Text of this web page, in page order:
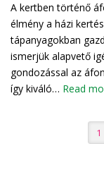
A kertben történő
élmény a házi
tápanyagokban
ismerjük alapvető
gondozással az
így kiváló… Read
1